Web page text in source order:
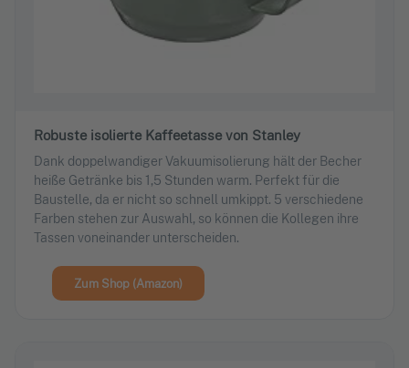
Robuste isolierte Kaffeetasse von Stanley
Dank doppelwandiger Vakuumisolierung hält der Becher
heiße Getränke bis 1,5 Stunden warm. Perfekt für die
Baustelle, da er nicht so schnell umkippt. 5 verschiedene
Farben stehen zur Auswahl, so können die Kollegen ihre
Tassen voneinander unterscheiden.
Zum Shop (Amazon)